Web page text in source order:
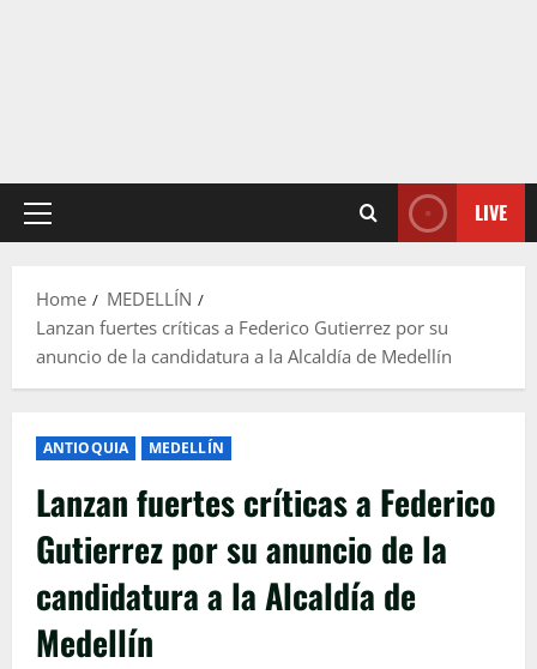
Primary
LIVE
Home
MEDELLÍN
Lanzan fuertes críticas a Federico Gutierrez por su
anuncio de la candidatura a la Alcaldía de Medellín
ANTIOQUIA MEDELLÍN
Lanzan fuertes críticas a Federico
Gutierrez por su anuncio de la
candidatura a la Alcaldía de
Medellín